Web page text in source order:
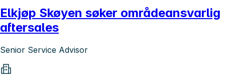
Elkjøp Skøyen søker områdeansvarlig
aftersales
Senior Service Advisor